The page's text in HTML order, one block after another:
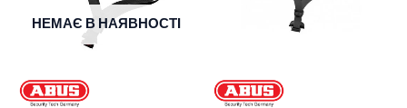
НЕМАЄ В НАЯВНОСТІ